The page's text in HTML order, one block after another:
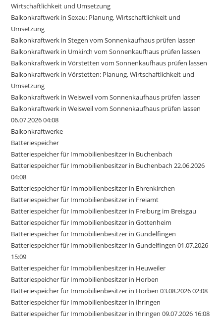
Wirtschaftlichkeit und Umsetzung
Balkonkraftwerk in Sexau: Planung, Wirtschaftlichkeit und
Umsetzung
Balkonkraftwerk in Stegen vom Sonnenkaufhaus prüfen lassen
Balkonkraftwerk in Umkirch vom Sonnenkaufhaus prüfen lassen
Balkonkraftwerk in Vörstetten vom Sonnenkaufhaus prüfen lassen
Balkonkraftwerk in Vörstetten: Planung, Wirtschaftlichkeit und
Umsetzung
Balkonkraftwerk in Weisweil vom Sonnenkaufhaus prüfen lassen
Balkonkraftwerk in Weisweil vom Sonnenkaufhaus prüfen lassen
06.07.2026 04:08
Balkonkraftwerke
Batteriespeicher
Batteriespeicher für Immobilienbesitzer in Buchenbach
Batteriespeicher für Immobilienbesitzer in Buchenbach 22.06.2026
04:08
Batteriespeicher für Immobilienbesitzer in Ehrenkirchen
Batteriespeicher für Immobilienbesitzer in Freiamt
Batteriespeicher für Immobilienbesitzer in Freiburg im Breisgau
Batteriespeicher für Immobilienbesitzer in Gottenheim
Batteriespeicher für Immobilienbesitzer in Gundelfingen
Batteriespeicher für Immobilienbesitzer in Gundelfingen 01.07.2026
15:09
Batteriespeicher für Immobilienbesitzer in Heuweiler
Batteriespeicher für Immobilienbesitzer in Horben
Batteriespeicher für Immobilienbesitzer in Horben 03.08.2026 02:08
Batteriespeicher für Immobilienbesitzer in Ihringen
Batteriespeicher für Immobilienbesitzer in Ihringen 09.07.2026 16:08